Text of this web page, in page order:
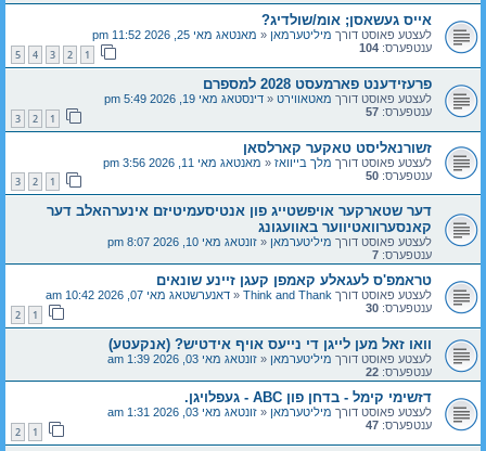
אייס געשאסן; אומ/שולדיג?
לעצטע פאוסט דורך מיליטערמאן « מאנטאג מאי 25, 2026 11:52 pm
ענטפערס: 104
1
2
3
4
5
פרעזידענט פארמעסט 2028 למספרם
לעצטע פאוסט דורך מאטאווירט « דינסטאג מאי 19, 2026 5:49 pm
ענטפערס: 57
1
2
3
זשורנאליסט טאקער קארלסאן
לעצטע פאוסט דורך מלך בייוואז « מאנטאג מאי 11, 2026 3:56 pm
ענטפערס: 50
1
2
3
דער שטארקער אויפשטייג פון אנטיסעמיטיזם אינערהאלב דער
קאנסערוואטיווער באוועגונג
לעצטע פאוסט דורך מיליטערמאן « זונטאג מאי 10, 2026 8:07 pm
ענטפערס: 7
טראמפ'ס לעגאלע קאמפן קעגן זיינע שונאים
לעצטע פאוסט דורך Think and Thank
« דאנערשטאג מאי 07, 2026 10:42 am
ענטפערס: 30
1
2
וואו זאל מען לייגן די נייעס אויף אידטיש? (אנקעטע)
לעצטע פאוסט דורך מיליטערמאן « זונטאג מאי 03, 2026 1:39 am
ענטפערס: 22
דזשימי קימל - בדחן פון ABC - געפלויגן.
לעצטע פאוסט דורך מיליטערמאן « זונטאג מאי 03, 2026 1:31 am
ענטפערס: 47
1
2